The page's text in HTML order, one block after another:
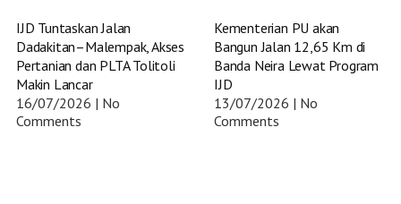
IJD Tuntaskan Jalan
Dadakitan–Malempak, Akses
Pertanian dan PLTA Tolitoli
Makin Lancar
16/07/2026
No
Comments
Kementerian PU akan
Bangun Jalan 12,65 Km di
Banda Neira Lewat Program
IJD
13/07/2026
No
Comments